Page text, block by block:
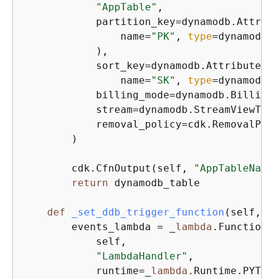
"AppTable" ,
                name=
"PK" , type
            ),
            sort_key=dynamodb.Attribute(
                name=
"SK" , type
        )
        cdk.CfnOutput(self,
return dynamodb_table
def _set_ddb_trigger_function ( self,
        events_lambda = _
lambda .Function(
            self,
"LambdaHandler" ,
            runtime=_
lambda